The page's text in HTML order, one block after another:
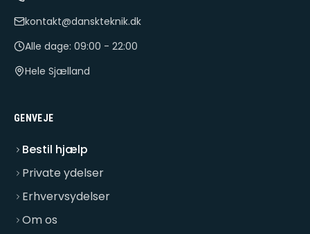
kontakt@danskteknik.dk
Alle dage: 09:00 - 22:00
Hele Sjælland
GENVEJE
Bestil hjælp
Private ydelser
Erhvervsydelser
Om os